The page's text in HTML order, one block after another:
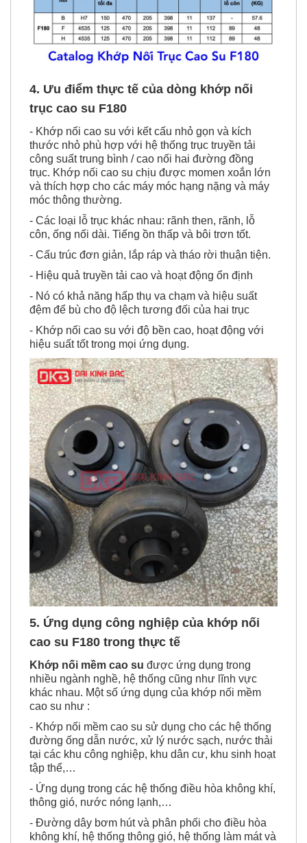
4. Ưu điểm thực tế của dòng khớp nối
trục cao su F180
- Khớp nối cao su với kết cấu nhỏ gọn và kích
thước nhỏ phù hợp với hệ thống trục truyền tải
công suất trung bình / cao nối hai đường đồng
trục. Khớp nối cao su chịu được momen xoắn lớn
và thích hợp cho các máy móc hạng nặng và máy
móc thông thường.
- Các loại lỗ trục khác nhau: rãnh then, rãnh, lỗ
côn, ống nối dài. Tiếng ồn thấp và bôi trơn tốt.
- Cấu trúc đơn giản, lắp ráp và tháo rời thuận tiện.
- Hiệu quả truyền tải cao và hoạt động ổn định
- Nó có khả năng hấp thụ va chạm và hiệu suất
đệm để bù cho độ lệch tương đối của hai trục
- Khớp nối cao su với độ bền cao, hoạt động với
hiệu suất tốt trong mọi ứng dụng.
5. Ứng dụng công nghiệp của khớp nối
cao su F180 trong thực tế
Khớp nối mềm cao su được ứng dụng trong
nhiều ngành nghề, hệ thống cũng như lĩnh vực
khác nhau. Một số ứng dụng của khớp nối mềm
cao su như :
- Khớp nối mềm cao su sử dụng cho các hệ thống
đường ống dẫn nước, xử lý nước sạch, nước thải
tại các khu công nghiệp, khu dân cư, khu sinh hoạt
tập thể,…
- Ứng dụng trong các hệ thống điều hòa không khí,
thông gió, nước nóng lạnh,…
- Đường dây bơm hút và phân phối cho điều hòa
không khí, hệ thống thông gió, hệ thống làm mát và